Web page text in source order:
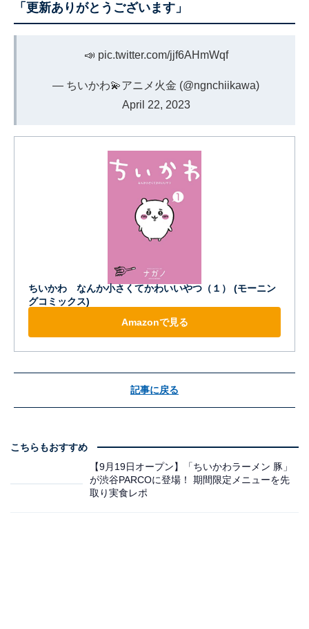
「更新ありがとうございます」
📣 pic.twitter.com/jjf6AHmWqf
— ちいかわ💫アニメ火金 (@ngnchiikawa)
April 22, 2023
ちいかわ なんか小さくてかわいいやつ（１） (モーニン
グコミックス)
Amazonで見る
記事に戻る
こちらもおすすめ
【9月19日オープン】「ちいかわラーメン 豚」
が渋谷PARCOに登場！ 期間限定メニューを先
取り実食レポ